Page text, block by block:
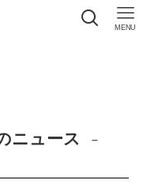
MENU
ニュース
–